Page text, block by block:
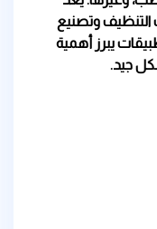
وتصنيع
يبرز أهمية
جيد.